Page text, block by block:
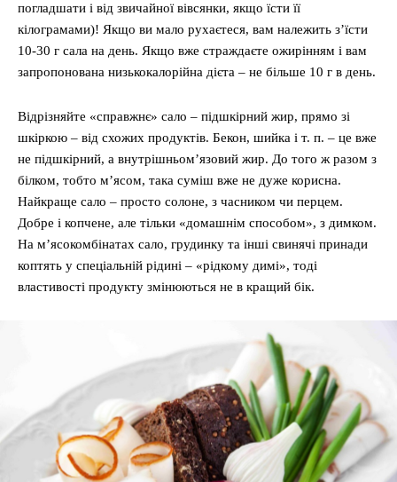
погладшати і від звичайної вівсянки, якщо їсти її
кілограмами)! Якщо ви мало рухаєтеся, вам належить з’їсти
10-30 г сала на день. Якщо вже страждаєте ожирінням і вам
запропонована низькокалорійна дієта – не більше 10 г в день.
Відрізняйте «справжнє» сало – підшкірний жир, прямо зі
шкіркою – від схожих продуктів. Бекон, шийка і т. п. – це вже
не підшкірний, а внутрішньом’язовий жир. До того ж разом з
білком, тобто м’ясом, така суміш вже не дуже корисна.
Найкраще сало – просто солоне, з часником чи перцем.
Добре і копчене, але тільки «домашнім способом», з димком.
На м’ясокомбінатах сало, грудинку та інші свинячі принади
коптять у спеціальній рідині – «рідкому димі», тоді
властивості продукту змінюються не в кращий бік.